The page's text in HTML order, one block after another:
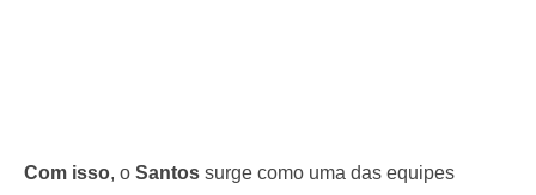
Com isso, o Santos surge como uma das equipes